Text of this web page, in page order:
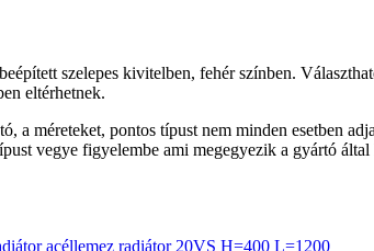
szelepes kivitelben, fehér színben.
eltérhetnek.
a méreteket, pontos típust nem minden esetben
vegye figyelembe ami megegyezik a gyártó